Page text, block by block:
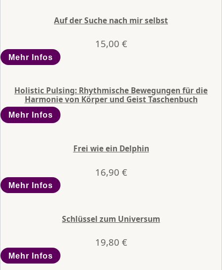
Auf der Suche nach mir selbst
15,00 €
Mehr Infos
Holistic Pulsing: Rhythmische Bewegungen für die
Harmonie von Körper und Geist Taschenbuch
Mehr Infos
Frei wie ein Delphin
16,90 €
Mehr Infos
Schlüssel zum Universum
19,80 €
Mehr Infos